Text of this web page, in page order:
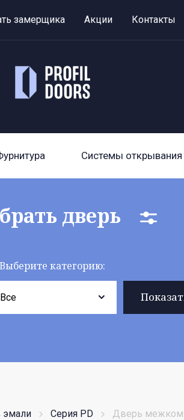
замерщика Акции Контакты
Системы открывания
дверь
Выберите категорию:
Серия PD Дверь